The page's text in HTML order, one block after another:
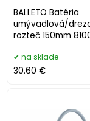
BALLETO Batéria
umývadlová/
rozteč 150mm
na sklade
30.60 €
.